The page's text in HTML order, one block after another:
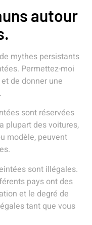
autour
mythes persistants
Permettez-moi
de donner une
sont réservées
plupart des voitures,
modèle, peuvent
sont illégales.
pays ont des
et le degré de
tant que vous